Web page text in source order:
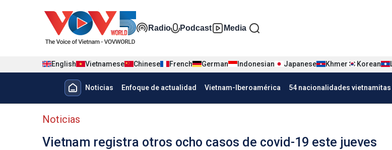
Đa phương tiện tiếng Tây ban nha
Radio Podcast Media
English Vietnamese Chinese French German Indonesian Japanese Khmer Korean
Menu trang chủ tiếng Tây Ban Nha
Noticias Enfoque de actualidad Vietnam-Iberoamérica 54 nacionalidades vietnamitas
Menu phụ tiếng Tây ban nha
Noticias
Vietnam registra otros ocho casos de covid-19 este jueves